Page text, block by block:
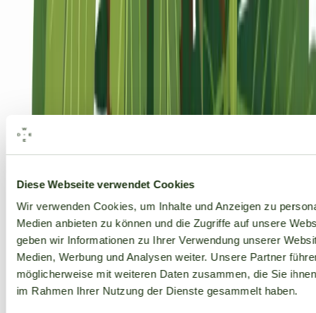
Diese Webseite verwendet Cookies
Wir verwenden Cookies, um Inhalte und Anzeigen zu
Medien anbieten zu können und die Zugriffe auf unsere
geben wir Informationen zu Ihrer Verwendung unserer
Medien, Werbung und Analysen weiter. Unsere Partner
möglicherweise mit weiteren Daten zusammen, die Sie
im Rahmen Ihrer Nutzung der Dienste gesammelt haben.